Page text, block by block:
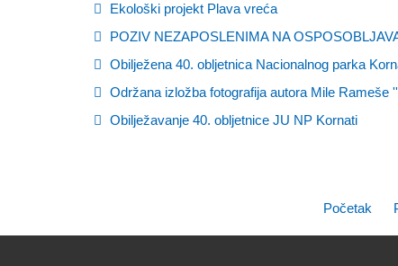
Ekološki projekt Plava vreća
POZIV NEZAPOSLENIMA NA
Obilježena 40. obljetnica Nacionalnog parka
Održana izložba fotografija autora Mile Rameše
Obilježavanje 40. obljetnice JU NP Kornati
Početak